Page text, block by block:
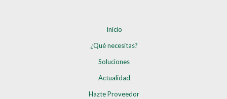
Inicio
¿Qué necesitas?
Soluciones
Actualidad
Hazte Proveedor